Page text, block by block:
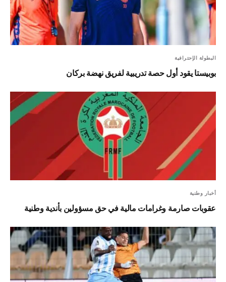
البطولة الإحترافية
بوبيستا يقود أول حصة تدريبية لفريق نهضة بركان
أخبار وطنية
عقوبات صارمة وغرامات مالية في حق مسؤولين بأندية وطنية